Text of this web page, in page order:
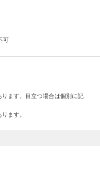
可
ます。目立つ場合は個別に記
ます。